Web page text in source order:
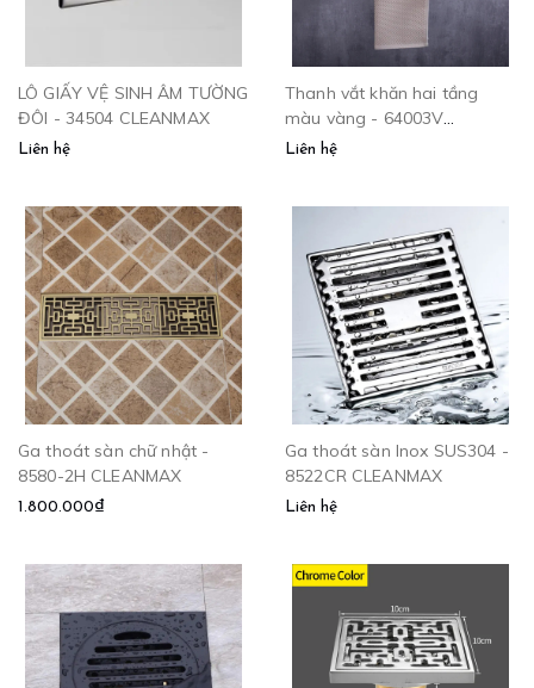
LÔ GIẤY VỆ SINH ÂM TƯỜNG
ĐÔI - 34504 CLEANMAX
Liên hệ
Thanh vắt khăn hai tầng
màu vàng - 64003V
CLEANMAX
Liên hệ
Ga thoát sàn chữ nhật -
8580-2H CLEANMAX
1.800.000₫
Ga thoát sàn Inox SUS304 -
8522CR CLEANMAX
Liên hệ